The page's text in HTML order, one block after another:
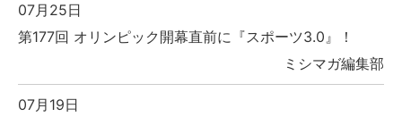
07月25日
第177回 オリンピック開幕直前に『スポーツ3.0』！
ミシマガ編集部
07月19日